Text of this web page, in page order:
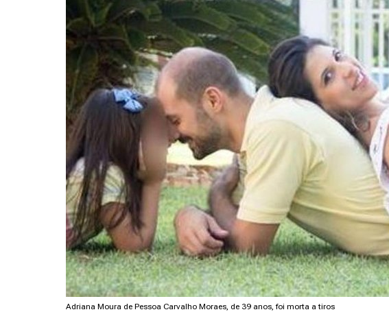
Adriana Moura de Pessoa Carvalho Moraes, de 39 anos, foi morta a tiros